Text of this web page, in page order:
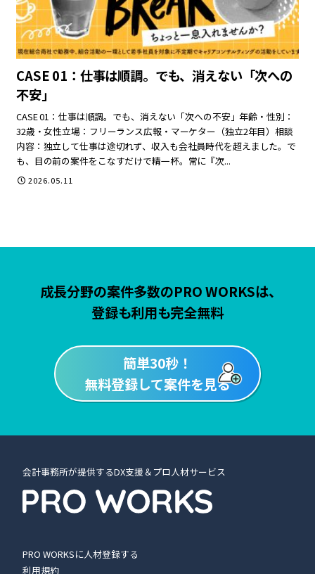
CASE 01：仕事は順調。でも、消えない「次への
不安」
CASE 01：仕事は順調。でも、消えない「次への不安」年齢・性別：
32歳・女性立場：フリーランス広報・マーケター（独立2年目）相談
内容：独立して仕事は途切れず、収入も会社員時代を超えました。で
も、目の前の案件をこなすだけで精一杯。常に『次...
2026.05.11
成長分野の案件多数のPRO WORKSは、
登録も利用も完全無料
簡単30秒！
無料登録して案件を見る
会計事務所が提供するDX支援＆プロ人材サービス
PRO WORKSに人材登録する
利用規約